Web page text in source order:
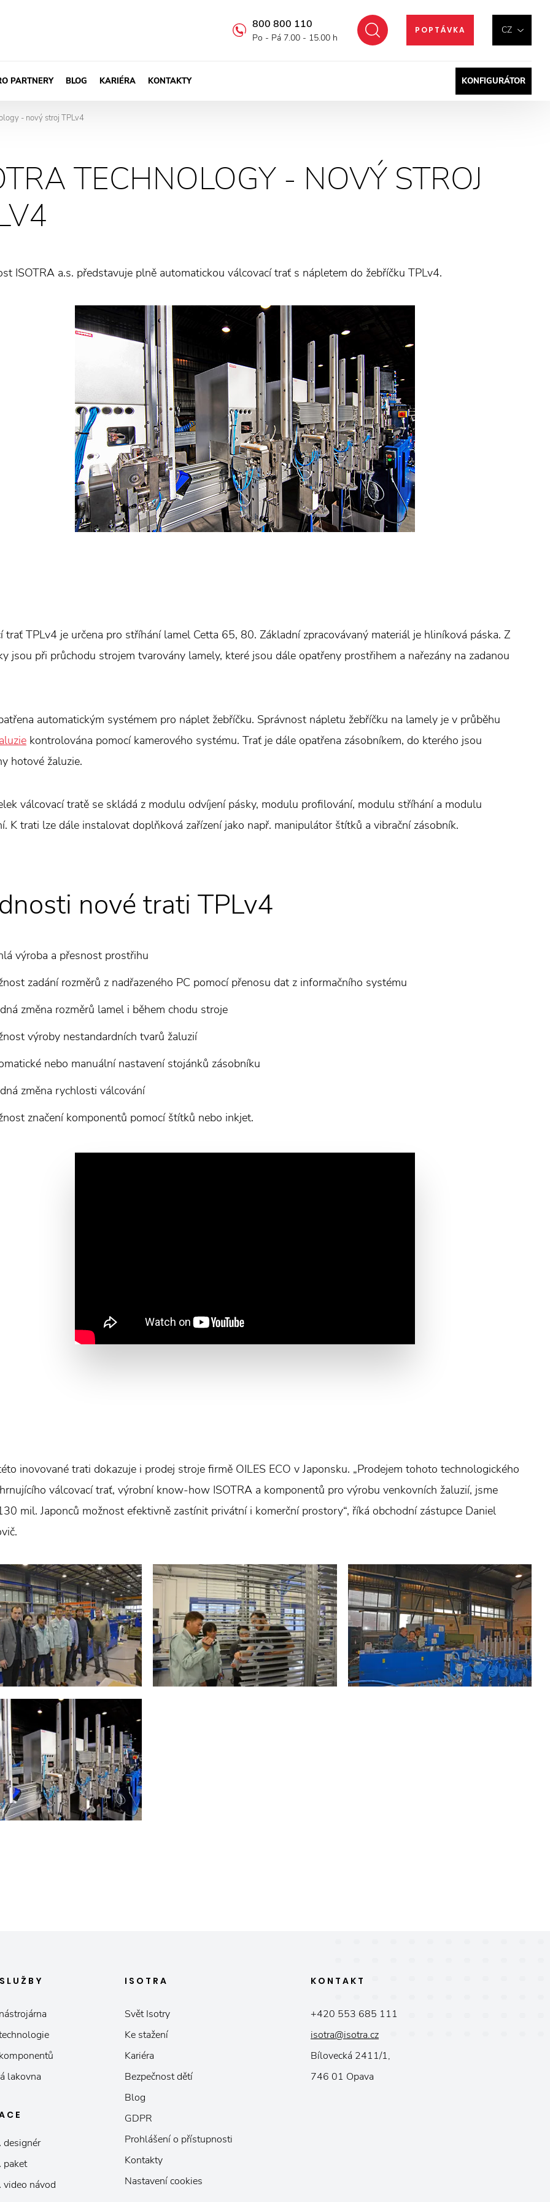
CZ
POPTÁVKA
Hledat
800 800 110
Po - Pá 7.00 - 15.00 h
PARTNERY BLOG KARIÉRA KONTAKTY KONFIGURÁTOR
- nový stroj TPLv4
TECHNOLOGY - NOVÝ STROJ
ISOTRA a.s. představuje plně automatickou válcovací trať s nápletem do žebříčku TPLv4.
trať TPLv4 je určena pro stříhání lamel Cetta 65, 80. Základní zpracovávaný materiál je hliníková páska. Z
jsou při průchodu strojem tvarovány lamely, které jsou dále opatřeny prostřihem a nařezány na zadanou
automatickým systémem pro náplet žebříčku. Správnost nápletu žebříčku na lamely je v průběhu
kontrolována pomocí kamerového systému. Trať je dále opatřena zásobníkem, do kterého jsou
hotové žaluzie.
válcovací tratě se skládá z modulu odvíjení pásky, modulu profilování, modulu stříhání a modulu
K trati lze dále instalovat doplňková zařízení jako např. manipulátor štítků a vibrační zásobník.
nové trati TPLv4
výroba a přesnost prostřihu
zadání rozměrů z nadřazeného PC pomocí přenosu dat z informačního systému
změna rozměrů lamel i během chodu stroje
výroby nestandardních tvarů žaluzií
nebo manuální nastavení stojánků zásobníku
změna rychlosti válcování
značení komponentů pomocí štítků nebo inkjet.
inovované trati dokazuje i prodej stroje firmě OILES ECO v Japonsku. „Prodejem tohoto technologického
válcovací trať, výrobní know-how ISOTRA a komponentů pro výrobu venkovních žaluzií, jsme
mil. Japonců možnost efektivně zastínit privátní i komerční prostory“, říká obchodní zástupce Daniel
SLUŽBY
lakovna
designér
paket
video návod
ISOTRA
Svět Isotry
Ke stažení
Kariéra
Bezpečnost dětí
Blog
GDPR
Prohlášení o přístupnosti
Kontakty
Nastavení cookies
KONTAKT
+420 553 685 111
isotra@isotra.cz
Bílovecká 2411/1,
746 01 Opava